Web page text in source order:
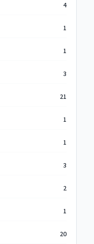
4
1
1
3
21
1
1
3
2
1
20